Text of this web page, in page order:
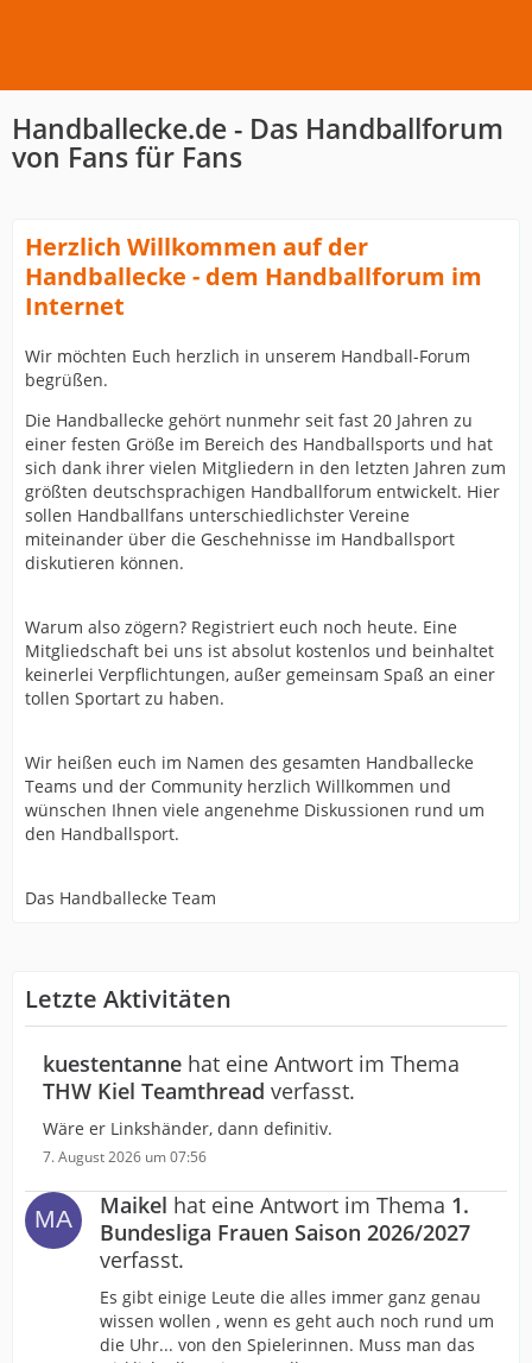
Handballecke.de - Das Handballforum
von Fans für Fans
Herzlich Willkommen auf der
Handballecke - dem Handballforum im
Internet
Wir möchten Euch herzlich in unserem Handball-Forum
begrüßen.
Die Handballecke gehört nunmehr seit fast 20 Jahren zu
einer festen Größe im Bereich des Handballsports und hat
sich dank ihrer vielen Mitgliedern in den letzten Jahren zum
größten deutschsprachigen Handballforum entwickelt. Hier
sollen Handballfans unterschiedlichster Vereine
miteinander über die Geschehnisse im Handballsport
diskutieren können.
Warum also zögern? Registriert euch noch heute. Eine
Mitgliedschaft bei uns ist absolut kostenlos und beinhaltet
keinerlei Verpflichtungen, außer gemeinsam Spaß an einer
tollen Sportart zu haben.
Wir heißen euch im Namen des gesamten Handballecke
Teams und der Community herzlich Willkommen und
wünschen Ihnen viele angenehme Diskussionen rund um
den Handballsport.
Das Handballecke Team
Letzte Aktivitäten
kuestentanne hat eine Antwort im Thema
THW Kiel Teamthread verfasst.
Wäre er Linkshänder, dann definitiv.
7. August 2026 um 07:56
Maikel hat eine Antwort im Thema 1.
Bundesliga Frauen Saison 2026/2027
verfasst.
Es gibt einige Leute die alles immer ganz genau
wissen wollen , wenn es geht auch noch rund um
die Uhr... von den Spielerinnen. Muss man das